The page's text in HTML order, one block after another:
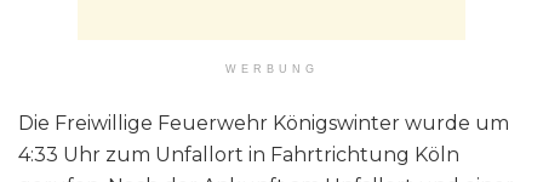
WERBUNG
Die Freiwillige Feuerwehr Königswinter wurde um
4:33 Uhr zum Unfallort in Fahrtrichtung Köln